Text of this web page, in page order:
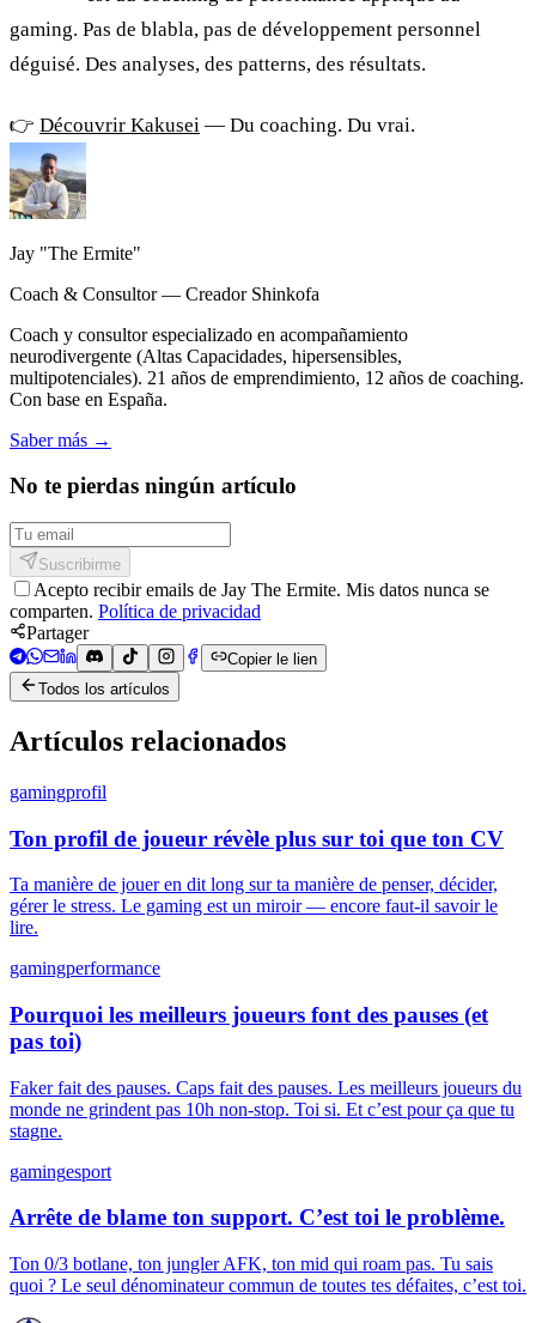
gaming. Pas de blabla, pas de développement personnel
déguisé. Des analyses, des patterns, des résultats.
👉 Découvrir Kakusei — Du coaching. Du vrai.
Jay "The Ermite"
Coach & Consultor — Creador Shinkofa
Coach y consultor especializado en acompañamiento
neurodivergente (Altas Capacidades, hipersensibles,
multipotenciales). 21 años de emprendimiento, 12 años de coaching.
Con base en España.
Saber más →
No te pierdas ningún artículo
Suscribirme
Acepto recibir emails de Jay The Ermite. Mis datos nunca se
comparten. Política de privacidad
Partager
Copier le lien
Todos los artículos
Artículos relacionados
gamingprofil
Ton profil de joueur révèle plus sur toi que ton CV
Ta manière de jouer en dit long sur ta manière de penser, décider,
gérer le stress. Le gaming est un miroir — encore faut-il savoir le
lire.
gamingperformance
Pourquoi les meilleurs joueurs font des pauses (et
pas toi)
Faker fait des pauses. Caps fait des pauses. Les meilleurs joueurs du
monde ne grindent pas 10h non-stop. Toi si. Et c’est pour ça que tu
stagne.
gamingesport
Arrête de blame ton support. C’est toi le problème.
Ton 0/3 botlane, ton jungler AFK, ton mid qui roam pas. Tu sais
quoi ? Le seul dénominateur commun de toutes tes défaites, c’est toi.